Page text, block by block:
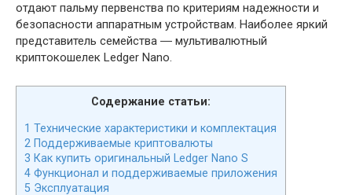
отдают пальму первенства по критериям надежности и
безопасности аппаратным устройствам. Наиболее яркий
представитель семейства ― мультивалютный
криптокошелек Ledger Nano.
Содержание статьи:
1 Технические характеристики и комплектация
2 Поддерживаемые криптовалюты
3 Как купить оригинальный Ledger Nano S
4 Функционал и поддерживаемые приложения
5 Эксплуатация